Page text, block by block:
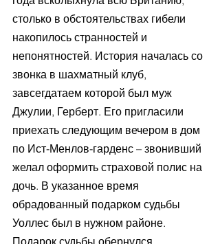
столько в обстоятельствах гибели
накопилось странностей и
непонятностей. История началась со
звонка в шахматный клуб,
завсегдатаем которой был муж
Джулии, Герберт. Его пригласили
приехать следующим вечером в дом
по Ист-Менлов-гарденс – звонивший
желал оформить страховой полис на
дочь. В указанное время
обрадованный подарком судьбы
Уоллес был в нужном районе.